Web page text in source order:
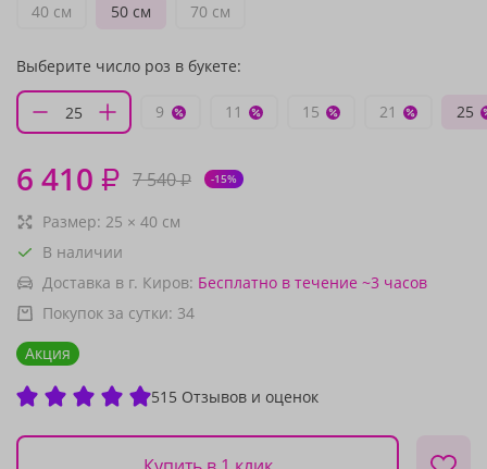
40 см
50 см 70 см
Выберите число роз в букете:
9 11 15 21 25
6 410 ₽ 7 540₽ -15%
Размер: 25 × 40 см
В наличии
Доставка в г. Киров: Бесплатно в течение ~3 часов
Покупок за сутки: 34
Акция
515 Отзывов и оценок